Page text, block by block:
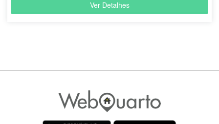
Ver Detalhes